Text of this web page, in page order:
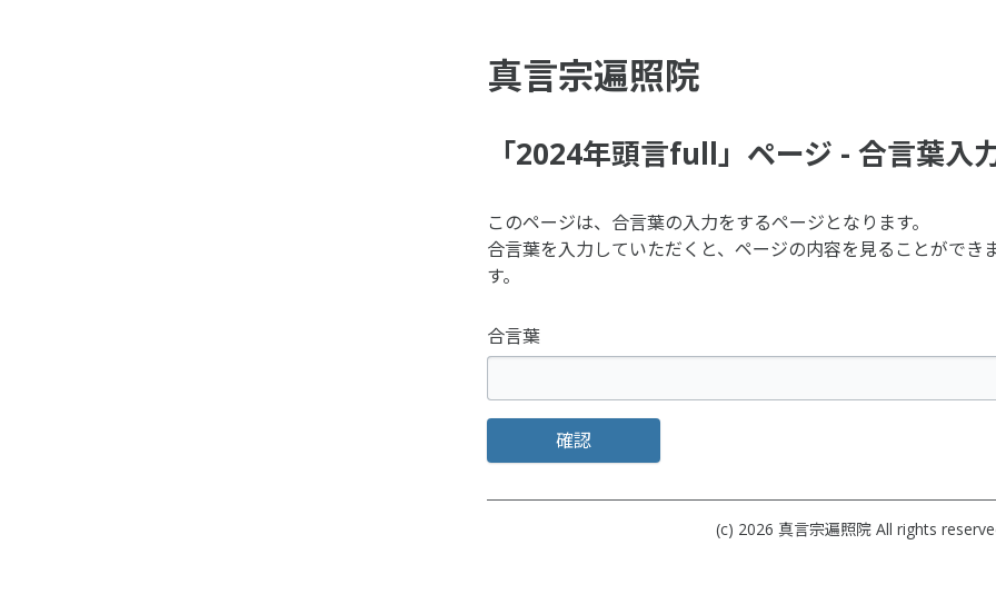
真言宗遍照院
「2024年頭言full」ページ - 合言葉入
このページは、合言葉の入力をするページとなります。
合言葉を入力していただくと、ページの内容を見ることができ
す。
合言葉
確認
(c) 2026 真言宗遍照院 All rights